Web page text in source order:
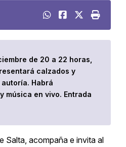
de 20 a 22 horas,
calzados y
Habrá
música en vivo. Entrada
Salta, acompaña e invita al